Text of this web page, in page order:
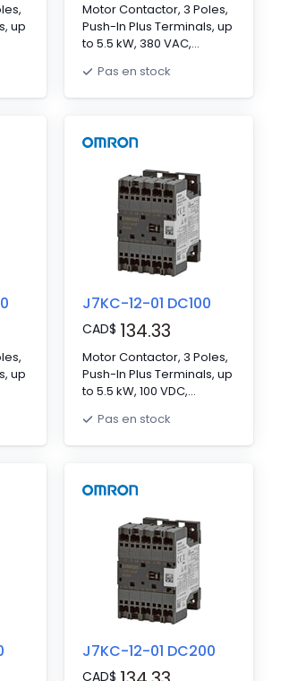
up
Motor Contactor, 3 Poles,
Push-In Plus Terminals, up
to 5.5 kW, 380 VAC,
H×W×D 67.5 x 45 x 46 mm
Pas en stock
up
J7KC-12-01 DC100
CAD$ 134.33
Motor Contactor, 3 Poles,
Push-In Plus Terminals, up
to 5.5 kW, 100 VDC,
H×W×D 67.5 x 45 x 46 mm
Pas en stock
J7KC-12-01 DC200
CAD$